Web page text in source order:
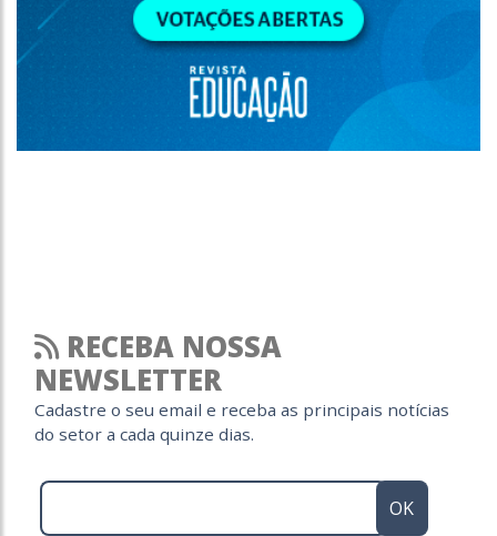
RECEBA NOSSA
NEWSLETTER
Cadastre o seu email e receba as principais notícias
do setor a cada quinze dias.